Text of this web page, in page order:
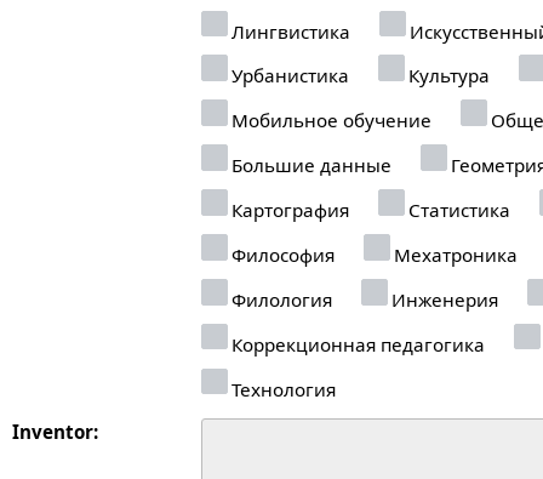
Лингвистика
Урбанистика
Культура
Мобильное обучение
Большие данные
Картография
Статистика
Философия
Мехатроника
Филология
Инженерия
Коррекционная педагогика
Технология
Inventor: